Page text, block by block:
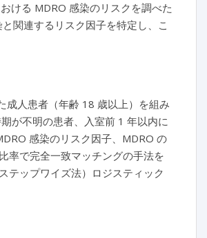
ける MDRO 感染のリスクを調べた
関連するリスク因子を特定し、こ
成人患者（年齢 18 歳以上）を組み
が不明の患者、入室前 1 年以内に
感染のリスク因子、MDRO の
率で完全一致マッチングの手法を
テップワイズ法）ロジスティック